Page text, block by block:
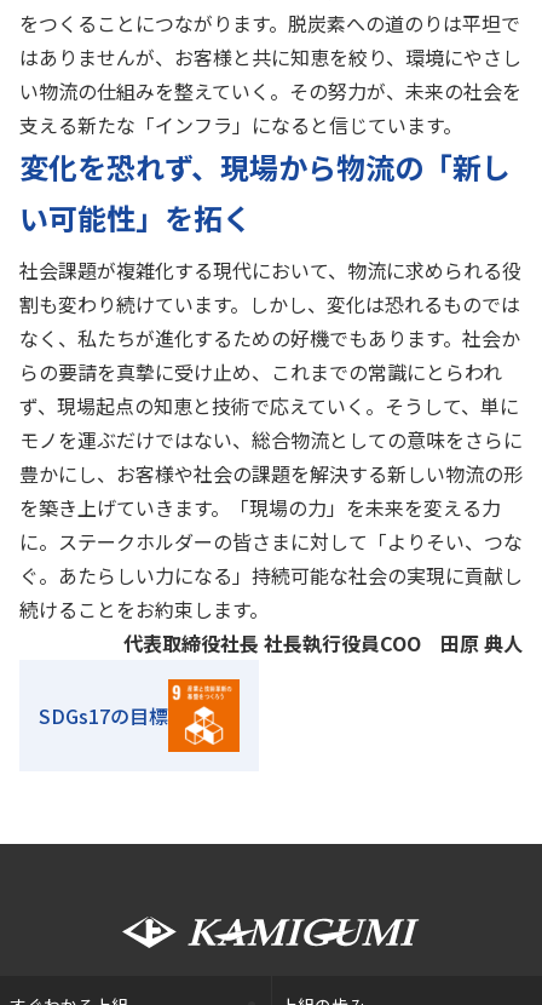
をつくることにつながります。脱炭素への道のりは平坦で
はありませんが、お客様と共に知恵を絞り、環境にやさし
い物流の仕組みを整えていく。その努力が、未来の社会を
支える新たな「インフラ」になると信じています。
変化を恐れず、現場から物流の「新し
い可能性」を拓く
社会課題が複雑化する現代において、物流に求められる役
割も変わり続けています。しかし、変化は恐れるものでは
なく、私たちが進化するための好機でもあります。社会か
らの要請を真摯に受け止め、これまでの常識にとらわれ
ず、現場起点の知恵と技術で応えていく。そうして、単に
モノを運ぶだけではない、総合物流としての意味をさらに
豊かにし、お客様や社会の課題を解決する新しい物流の形
を築き上げていきます。「現場の力」を未来を変える力
に。ステークホルダーの皆さまに対して「よりそい、つな
ぐ。あたらしい力になる」持続可能な社会の実現に貢献し
続けることをお約束します。
代表取締役社長 社長執行役員COO 田原 典人
SDGs17の目標